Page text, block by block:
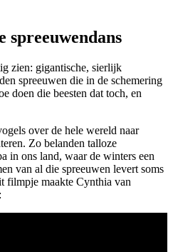
spreeuwendans
zien: gigantische, sierlijk
spreeuwen die in de schemering
doen die beesten dat toch, en
over de hele wereld naar
Zo belanden talloze
in ons land, waar de winters een
van al die spreeuwen levert soms
filmpje maakte Cynthia van